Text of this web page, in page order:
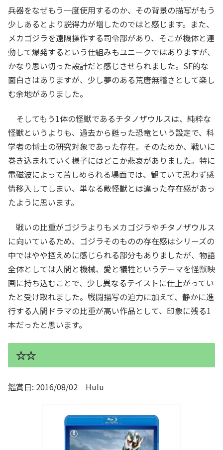
兵器をなぜもう一度使用するのか、その背景の描写がもう
少しあるとより説得力が増したのではと感じます。また、
メカゴジラを遠隔操作する司令部があり、そこが機体と連
動して爆発するという仕組みもユニークではありますが、
かなり思い切った設計だと感じさせられました。SF的な
面白さはありますが、少し夢のある荒唐無稽さとして楽し
む余地がありました。
そしてもう1体の怪獣であるチタノザウルスは、純粋な
怪獣というよりも、過去から甦った恐竜という設定で、科
学者の博士の研究対象であった存在。そのためか、戦いに
巻き込まれていく様子にはどこか悲哀がありました。特に
電磁波によって苦しめられる場面では、観ていて思わず感
情移入してしまい、単なる敵怪獣とは違った存在感があっ
たように思います。
戦いの比重がゴジラよりもメカゴジラやチタノザウルス
に向いているため、ゴジラそのものの存在感はシリーズの
中ではやや控えめに感じられる部分もありましたが、物語
全体としては人間と機械、愛と犠牲というテーマを怪獣映
画に持ち込むことで、少し異なるテイストに仕上がってい
たと受け取れました。戦闘描写の迫力に加えて、静かに進
行する人間ドラマの比重が高い作品として、印象に残る1
本だったと思います。
☆☆
鑑賞日: 2016/08/02 Hulu